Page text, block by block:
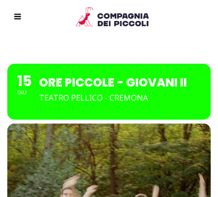
15
GIU
ORE PICCOLE - GIOVANI II
TEATRO PELLICO - CREMONA